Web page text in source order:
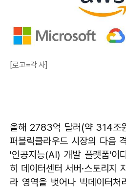
[로고=각 사]
올해 2783억 달러(약 314조
퍼블릭클라우드 시장의 다음
'인공지능(AI) 개발 플랫폼'이
히 데이터센터 서버·스토리지
라 영역을 벗어나 빅데이터처